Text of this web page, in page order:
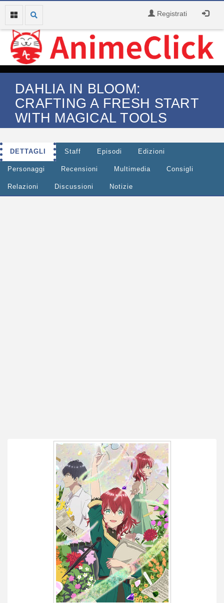
Registrati
DAHLIA IN BLOOM:
CRAFTING A FRESH START
WITH MAGICAL TOOLS
DETTAGLI Staff Episodi Edizioni
Personaggi Recensioni Multimedia Consigli
Relazioni Discussioni Notizie